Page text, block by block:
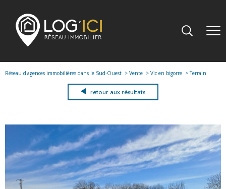
Réseau d'agences immobilières dans le Sud-Ouest Vente Vic en bigorre Terrain
retour aux résultats